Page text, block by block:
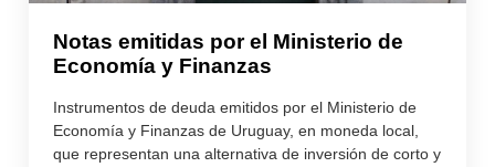
Notas emitidas por el Ministerio de
Economía y Finanzas
Instrumentos de deuda emitidos por el Ministerio de
Economía y Finanzas de Uruguay, en moneda local,
que representan una alternativa de inversión de corto y